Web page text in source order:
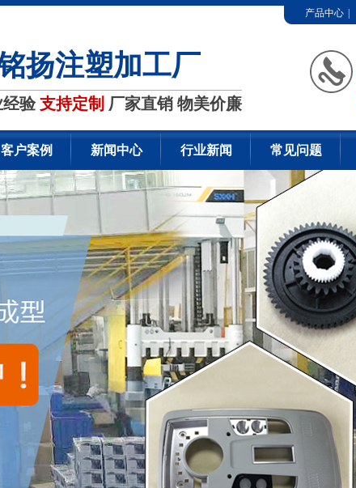
产品中心
扬注塑加工厂
经验支持定制 厂家直销 物美价廉
客户案例 新闻中心 行业新闻 常见问题